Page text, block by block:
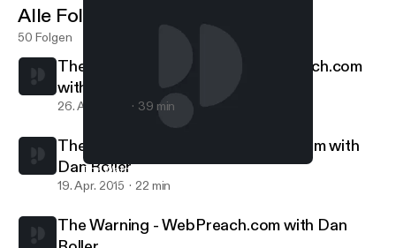
The Warning - WebPreach.com with Dan Roller
WebPreach
Alle Folgen
50 Folgen
The Standard Is Coming || WebPreach.com
with Dan Roller
26. Apr. 2015 39 min
The Cyclical Savior || WebPreach.com with
Dan Roller
19. Apr. 2015 22 min
The Warning - WebPreach.com with Dan